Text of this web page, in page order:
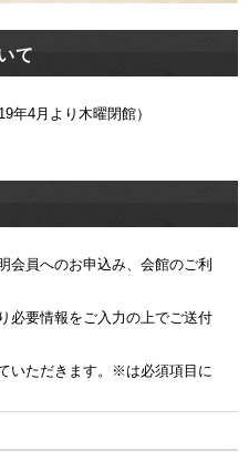
て
年4月より木曜閉館）
会員へのお申込み、会館のご利
必要情報をご入力の上でご送付
いただきます。※は必須項目に